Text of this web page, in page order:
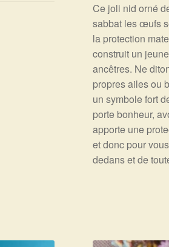
Ce joli nid orné
sabbat les œufs
la protection
construit un
ancêtres. Ne
propres ailes ou
un symbole fort
porte bonheur,
apporte une
et donc pour
dedans et de